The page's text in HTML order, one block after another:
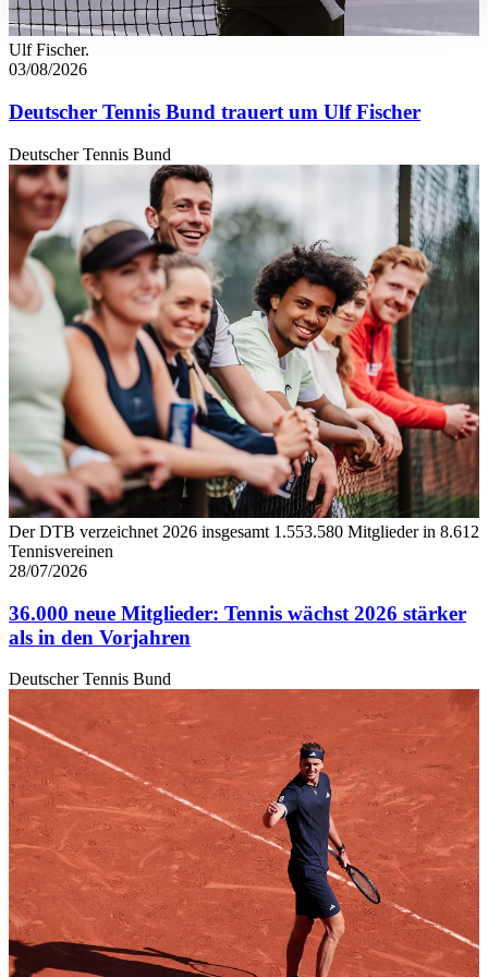
verarbeitet werden, und legen Sie Ihre Präferenzen im
Abschnitt Einzelheitenfest.
personalisieren, Funktionen für soziale Medien anbieten
zu können und die Zugriffe auf unsere Website zu
analysieren. Außerdem geben wir Informationen zu Ihrer
Verwendung unserer Website an unsere Partner für
soziale Medien, Werbung und Analysen weiter. Unsere
Partner führen diese Informationen möglicherweise mit
weiteren Daten zusammen, die Sie ihnen bereitgestellt
haben oder die sie im Rahmen Ihrer Nutzung der Dienste
gesammelt haben. DieCookie-Einstellungenkönnen
jederzeit über den Link im Footer aufgerufen und
angepasst werden.
Ulf Fischer.
03/08/2026
Deutscher Tennis Bund trauert um Ulf Fischer
Deutscher Tennis Bund
Der DTB verzeichnet 2026 insgesamt 1.553.580 Mitglieder in 8.612
Tennisvereinen
28/07/2026
36.000 neue Mitglieder: Tennis wächst 2026 stärker
als in den Vorjahren
Deutscher Tennis Bund